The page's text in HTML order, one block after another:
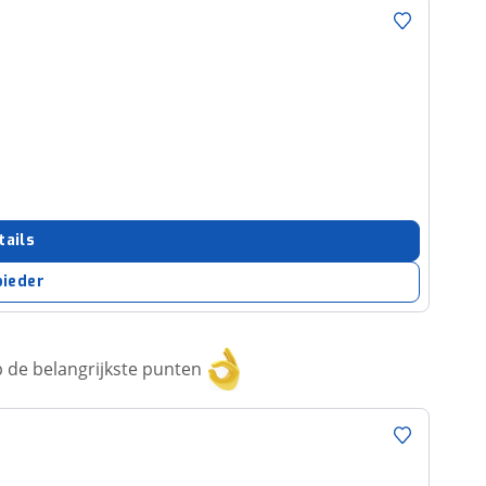
belangrijkste punten